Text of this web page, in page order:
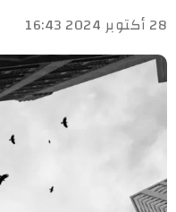
28 أكتوبر 2024 16:43